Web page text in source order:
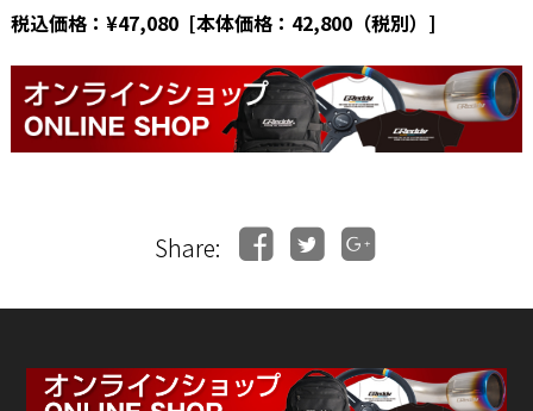
税込価格：¥47,080 [本体価格：42,800（税別）]
Share: